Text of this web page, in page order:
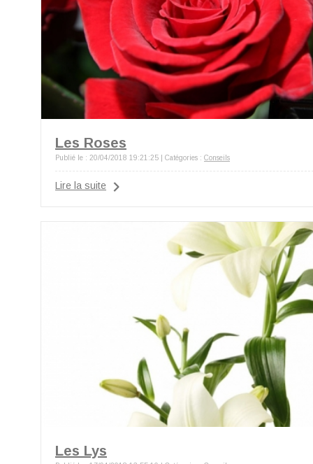
Les Roses
Publié le : 20/04/2018 19:21:25 | Catégories : Conseils
Lire la suite
Les Lys